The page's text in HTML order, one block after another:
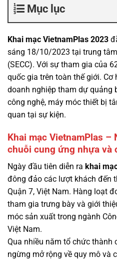
Mục lục
Khai mạc VietnamPlas 2023
sáng 18/10/2023 tại trung
(SECC). Với sự tham gia của
quốc gia trên toàn thế giới. Cơ
doanh nghiệp tham dự quảng
công nghệ, máy móc thiết bị
quan tại sự kiện.
Khai mạc VietnamPlas –
chuỗi cung ứng nhựa và
Ngày đầu tiên diễn ra khai
đông đảo các lượt khách đến
Quận 7, Việt Nam. Hàng loạt
tham gia trưng bày và giới
móc sản xuất trong ngành
Việt Nam.
Qua nhiều năm tổ chức thành
ngừng mở rộng về quy mô và